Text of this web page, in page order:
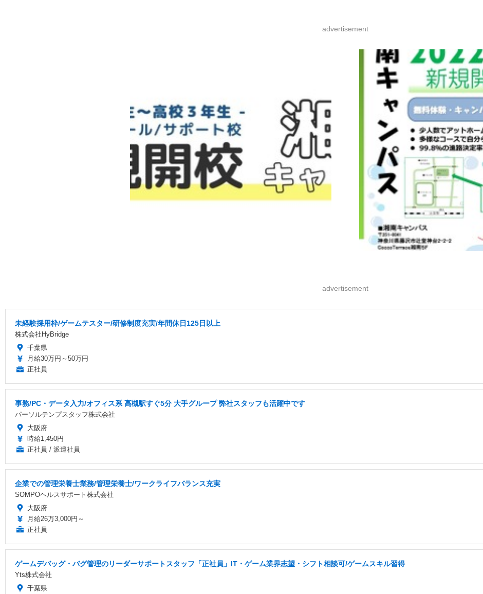
advertisement
advertisement
未経験採用枠/ゲームテスター/研修制度充実/年間休日125日以上
株式会社HyBridge
千葉県
月給30万円～50万円
正社員
事務/PC・データ入力/オフィス系 高槻駅すぐ5分 大手グループ 弊社スタッフも活躍中です
パーソルテンプスタッフ株式会社
大阪府
時給1,450円
正社員 / 派遣社員
企業での管理栄養士業務/管理栄養士/ワークライフバランス充実
SOMPOヘルスサポート株式会社
大阪府
月給26万3,000円～
正社員
ゲームデバッグ・バグ管理のリーダーサポートスタッフ「正社員」IT・ゲーム業界志望・シフト相談可/ゲームスキル習得
Yts株式会社
千葉県